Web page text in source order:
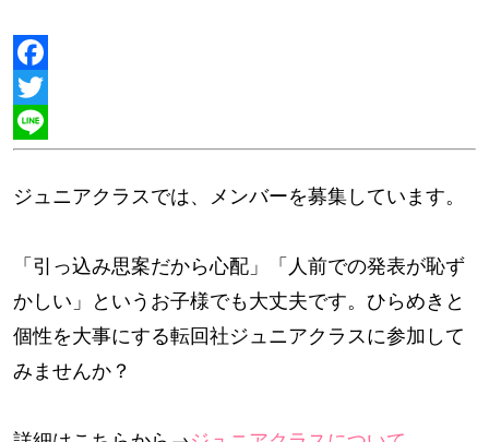
Facebook
Twitter
Line
ジュニアクラスでは、メンバーを募集しています。
「引っ込み思案だから心配」「人前での発表が恥ず
かしい」というお子様でも大丈夫です。ひらめきと
個性を大事にする転回社ジュニアクラスに参加して
みませんか？